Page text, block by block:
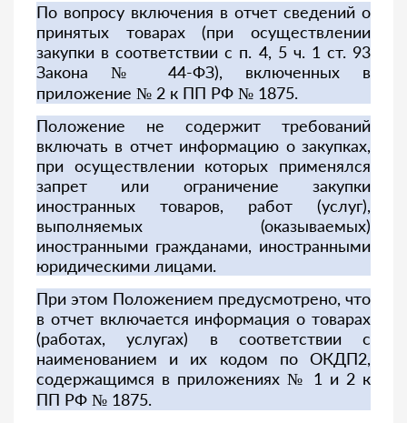
По вопросу включения в отчет сведений о
принятых товарах (при осуществлении
закупки в соответствии с п. 4, 5 ч. 1 ст. 93
Закона № 44-ФЗ), включенных в
приложение № 2 к ПП РФ № 1875.
Положение не содержит требований
включать в отчет информацию о закупках,
при осуществлении которых применялся
запрет или ограничение закупки
иностранных товаров, работ (услуг),
выполняемых (оказываемых)
иностранными гражданами, иностранными
юридическими лицами.
При этом Положением предусмотрено, что
в отчет включается информация о товарах
(работах, услугах) в соответствии с
наименованием и их кодом по ОКДП2,
содержащимся в приложениях № 1 и 2 к
ПП РФ № 1875.